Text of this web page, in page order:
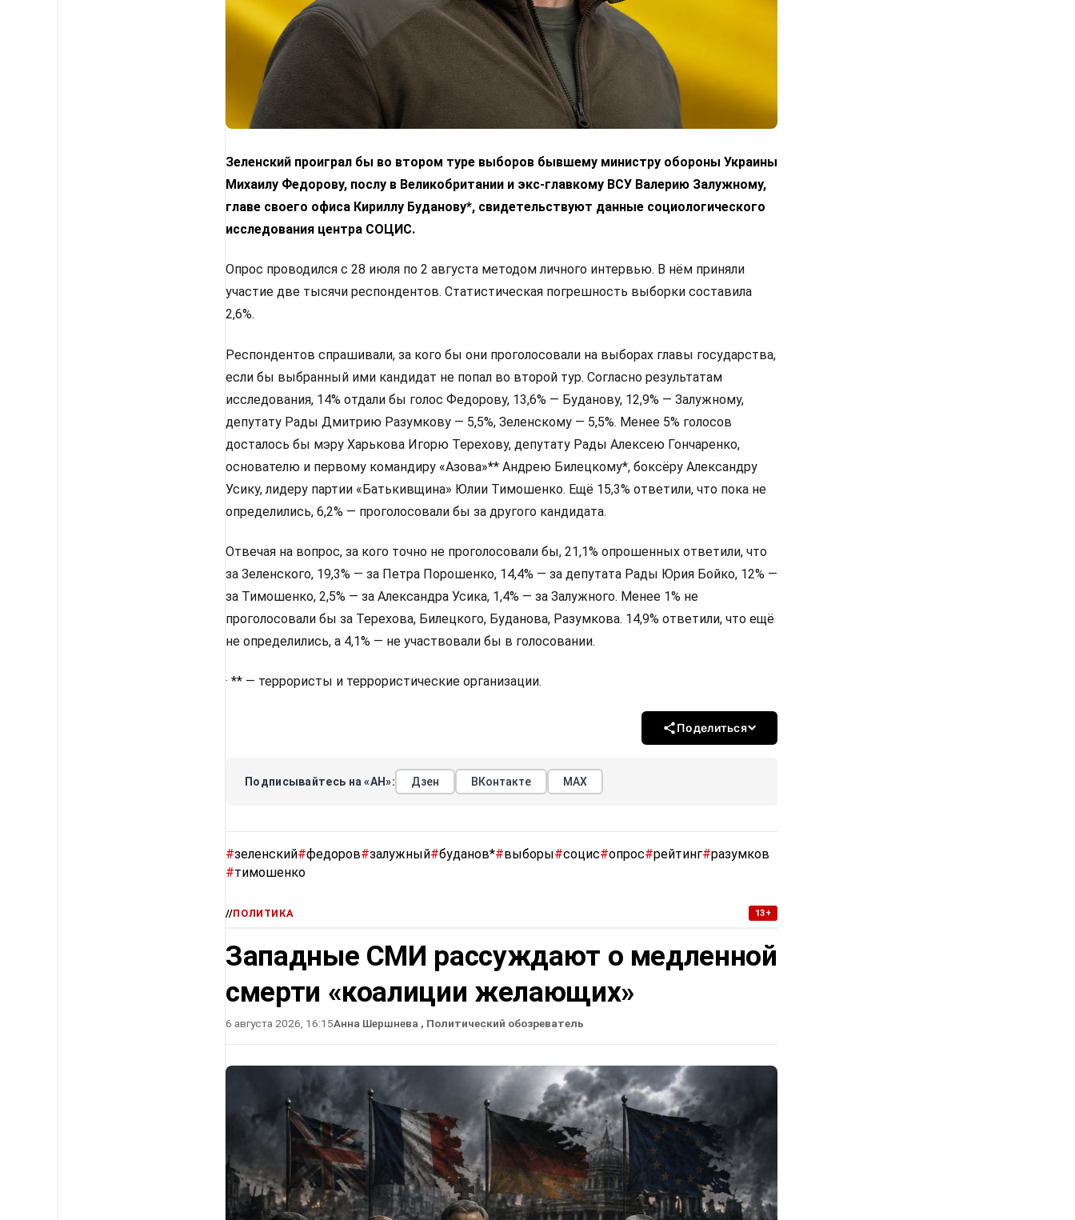
Зеленский проиграл бы во втором туре выборов бывшему министру обороны Украины
Михаилу Федорову, послу в Великобритании и экс-главкому ВСУ Валерию Залужному,
главе своего офиса Кириллу Буданову*, свидетельствуют данные социологического
исследования центра СОЦИС.
Опрос проводился с 28 июля по 2 августа методом личного интервью. В нём приняли
участие две тысячи респондентов. Статистическая погрешность выборки составила
2,6%.
Респондентов спрашивали, за кого бы они проголосовали на выборах главы государства,
если бы выбранный ими кандидат не попал во второй тур. Согласно результатам
исследования, 14% отдали бы голос Федорову, 13,6% — Буданову, 12,9% — Залужному,
депутату Рады Дмитрию Разумкову — 5,5%, Зеленскому — 5,5%. Менее 5% голосов
досталось бы мэру Харькова Игорю Терехову, депутату Рады Алексею Гончаренко,
основателю и первому командиру «Азова»** Андрею Билецкому*, боксёру Александру
Усику, лидеру партии «Батькивщина» Юлии Тимошенко. Ещё 15,3% ответили, что пока не
определились, 6,2% — проголосовали бы за другого кандидата.
Отвечая на вопрос, за кого точно не проголосовали бы, 21,1% опрошенных ответили, что
за Зеленского, 19,3% — за Петра Порошенко, 14,4% — за депутата Рады Юрия Бойко, 12% —
за Тимошенко, 2,5% — за Александра Усика, 1,4% — за Залужного. Менее 1% не
проголосовали бы за Терехова, Билецкого, Буданова, Разумкова. 14,9% ответили, что ещё
не определились, а 4,1% — не участвовали бы в голосовании.
· ** — террористы и террористические организации.
Поделиться
Подписывайтесь на «АН»: Дзен ВКонтакте МАХ
#зеленский#федоров#залужный#буданов*#выборы#социс#опрос#рейтинг#разумков
#тимошенко
//ПОЛИТИКА 13+
Западные СМИ рассуждают о медленной
смерти «коалиции желающих»
6 августа 2026, 16:15Анна Шершнева , Политический обозреватель